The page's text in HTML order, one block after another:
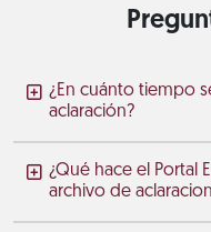
¿En cuánto tiempo
aclaración?
¿Qué hace el Portal
archivo de